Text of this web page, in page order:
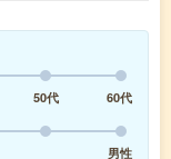
50代
60代
男性